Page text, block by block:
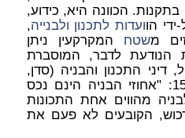
הכוונה היא, כידוע,
הוועדות לתכנון ולבנייה,
משטח המקרקעין ניתן
הנודעת לדבר, המוסברת
התכנון והבניה (סדן,
"אחוזי הבניה הינם נכס
מהווים אחת התכונות
הקובעים לא פעם את